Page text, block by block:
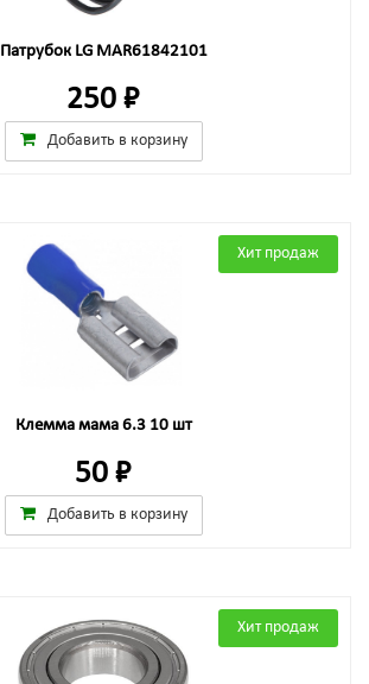
Патрубок LG MAR61842101
250 ₽
Добавить в корзину
Хит продаж
Клемма мама 6.3 10 шт
50 ₽
Добавить в корзину
Хит продаж